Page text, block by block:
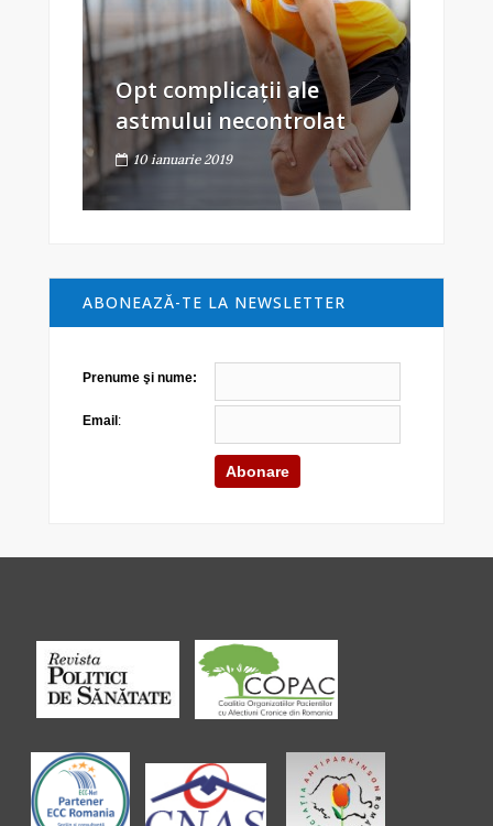
Opt complicații ale
astmului necontrolat
10 ianuarie 2019
ABONEAZĂ-TE LA NEWSLETTER
Prenume şi nume:
Email :